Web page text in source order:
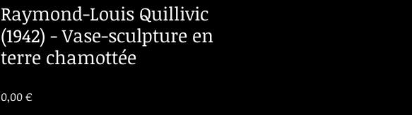
Raymond-Louis Quillivic
(1942) - Vase-sculpture en
terre chamottée
0,00 €Prix